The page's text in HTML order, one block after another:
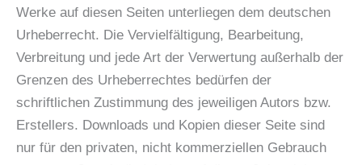
Werke auf diesen Seiten unterliegen dem deutschen
Urheberrecht. Die Vervielfältigung, Bearbeitung,
Verbreitung und jede Art der Verwertung außerhalb der
Grenzen des Urheberrechtes bedürfen der
schriftlichen Zustimmung des jeweiligen Autors bzw.
Erstellers. Downloads und Kopien dieser Seite sind
nur für den privaten, nicht kommerziellen Gebrauch